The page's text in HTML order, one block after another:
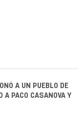
A UN PUEBLO DE
A PACO CASANOVA Y